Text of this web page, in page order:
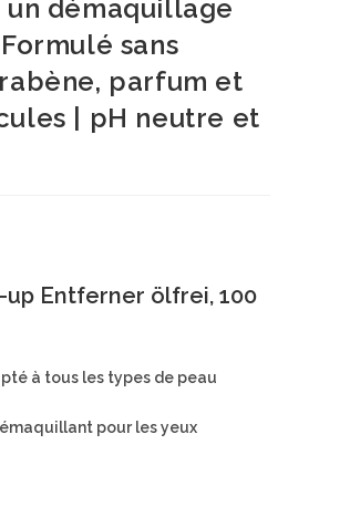
démaquillage
sans
parfum et
| pH neutre et
up Entferner ölfrei, 100
à tous les types de peau
pour les yeux